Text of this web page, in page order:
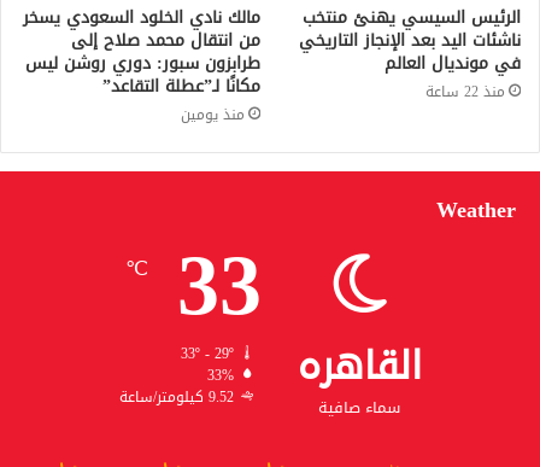
الرئيس السيسي يهنئ منتخب
ناشئات اليد بعد الإنجاز التاريخي
في مونديال العالم
منذ 22 ساعة
مالك نادي الخلود السعودي يسخر
من انتقال محمد صلاح إلى
طرابزون سبور: دوري روشن ليس
مكانًا لـ”عطلة التقاعد”
منذ يومين
Weather
القاهره
سماء صافية
33
℃
33º - 29º
33%
9.52 كيلومتر/ساعة